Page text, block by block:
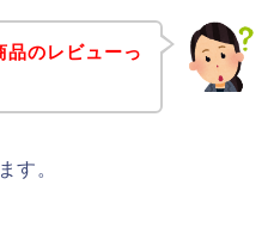
のレビューっ
す。